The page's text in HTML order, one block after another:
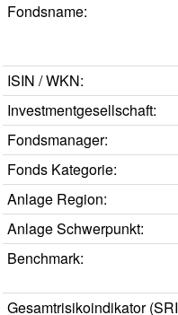
Fondsname:
ISIN / WKN:
Investmentgesellschaft:
Fondsmanager:
Fonds Kategorie:
Anlage Region:
Anlage Schwerpunkt:
Benchmark:
Gesamtrisikoindikator